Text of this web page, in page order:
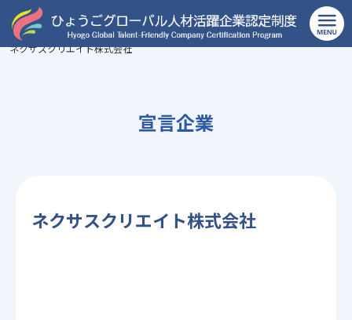
TOP > サービス業（他に分類されないもの） >
ネクサスクリエイト株式会社
宣言企業
ネクサスクリエイト株式会社